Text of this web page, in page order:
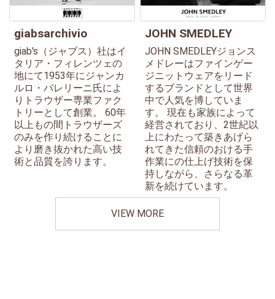
giabsarchivio
giab's（ジャブス）社はイ
タリア・フィレンツェの
地にて1953年にジャンカ
ルロ・バレリーニ氏によ
りトラウザー専業ファク
トリーとして創業。 60年
以上もの間トラウザーズ
のみを作り続けることに
より磨き抜かれた高い技
術と品質を誇ります。
JOHN SMEDLEY
JOHN SMEDLEYジョンス
メドレーはファインゲー
ジニットウェアをリード
するブランドとして世界
中で人気を博していま
す。 現在も家族によって
経営されており、2世紀以
上にわたって築きあげら
れてきた信頼のおける手
作業にの仕上げ技術を保
持しながら、さらなる革
新を続けています。
VIEW MORE